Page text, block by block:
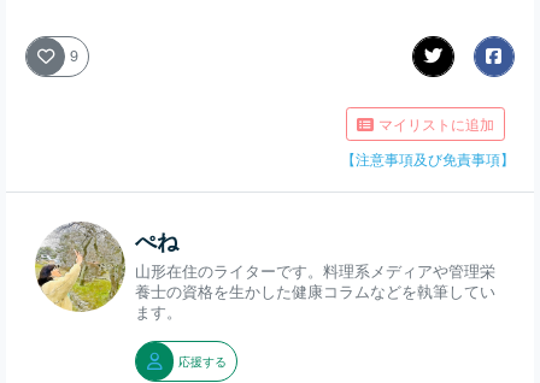
9
マイリストに追加
【注意事項及び免責事項】
ぺね
山形在住のライターです。料理系メディアや管理栄
養士の資格を生かした健康コラムなどを執筆してい
ます。
応援する